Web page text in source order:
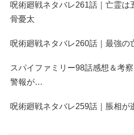
呪術廻戦ネタバレ261話｜亡霊は
骨憂太
呪術廻戦ネタバレ260話｜最強の
スパイファミリー98話感想＆考
警報が…
呪術廻戦ネタバレ259話｜脹相が